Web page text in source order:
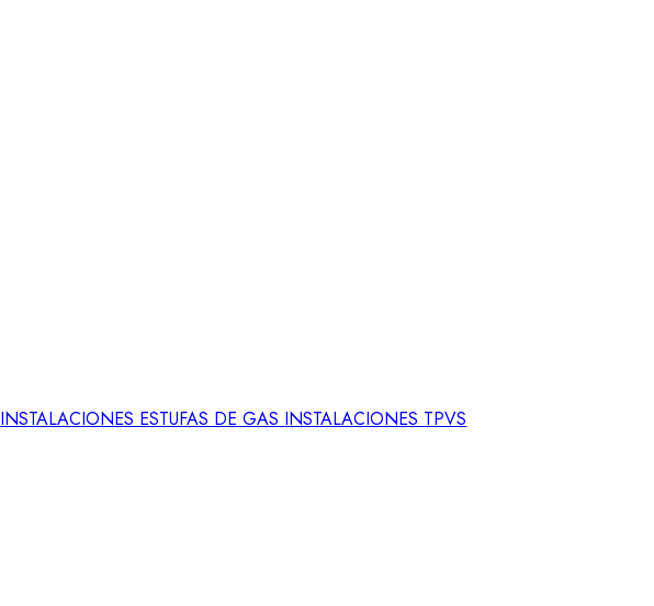
INSTALACIONES ESTUFAS DE GAS INSTALACIONES TPVS